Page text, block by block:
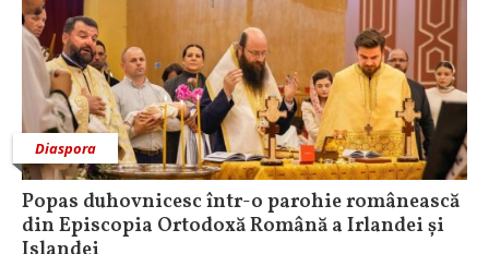
Diaspora
Popas duhovnicesc într-o parohie românească
din Episcopia Ortodoxă Română a Irlandei și